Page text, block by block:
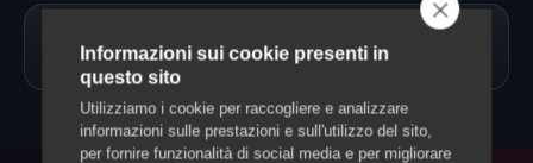
Allevamento Cavalli
Informazioni sui cookie presenti in
questo sito
Utilizziamo i cookie per raccogliere e analizzare
informazioni sulle prestazioni e sull'utilizzo del sito,
per fornire funzionalità di social media e per migliorare